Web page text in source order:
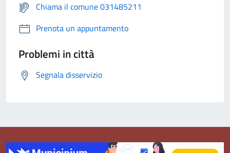
Chiama il comune 031485211
Prenota un appuntamento
Problemi in città
Segnala disservizio